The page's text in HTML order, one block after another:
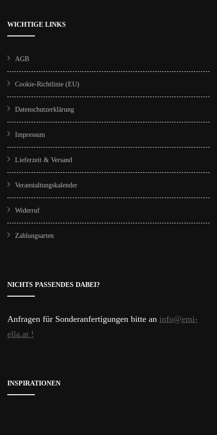
der
gewählt
WICHTIGE LINKS
AGB
Cookie-Richtlinie (EU)
Datenschutzerklärung
Impressum
Lieferzeit & Versand
Veranstaltungskalender
Widerruf
Zahlungsarten
NICHTS PASSENDES DABEI?
Anfragen für Sonderanfertigungen bitte an info@emi-
ella.at !
INSPIRATIONEN